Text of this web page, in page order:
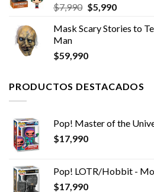
$7,990 El
original
$7,990.
$5,990El
actual
Mask Scary Stories to
Man
$59,990
PRODUCTOS DESTACADOS
Pop! Master of the
$17,990
Pop! LOTR/Hobbit -
$17,990